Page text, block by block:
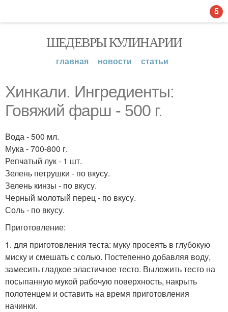
ШЕДЕВРЫ КУЛИНАРИИ
главная новости статьи
Хинкали. Ингредиенты:
Говяжий фарш - 500 г.
Вода - 500 мл.
Мука - 700-800 г.
Репчатый лук - 1 шт.
Зелень петрушки - по вкусу.
Зелень кинзы - по вкусу.
Черный молотый перец - по вкусу.
Соль - по вкусу.
Приготовление:
1. для приготовления теста: муку просеять в глубокую
миску и смешать с солью. Постепенно добавляя воду,
замесить гладкое эластичное тесто. Выложить тесто на
посыпанную мукой рабочую поверхность, накрыть
полотенцем и оставить на время приготовления
начинки.
5